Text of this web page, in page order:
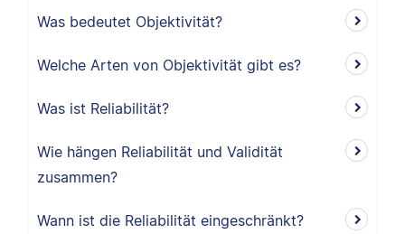
Was bedeutet Objektivität?
Welche Arten von Objektivität gibt es?
Was ist Reliabilität?
Wie hängen Reliabilität und Validität
zusammen?
Wann ist die Reliabilität eingeschränkt?